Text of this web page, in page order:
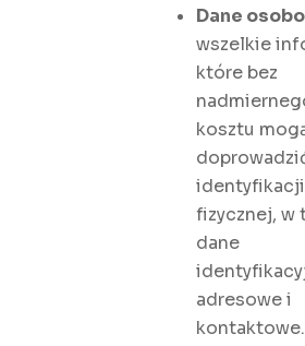
Dane
wszelkie
które bez
kosztu
fizycznej, w
dane
adresowe i
kontaktowe.